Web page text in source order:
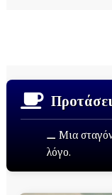
⚊ Μια
λόγο.